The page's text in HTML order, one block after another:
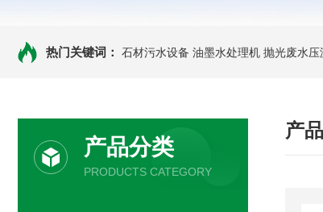
热门关键词： 石材污水设备 油墨水处理机 抛光废水压
产品分类
PRODUCTS CATEGORY
产